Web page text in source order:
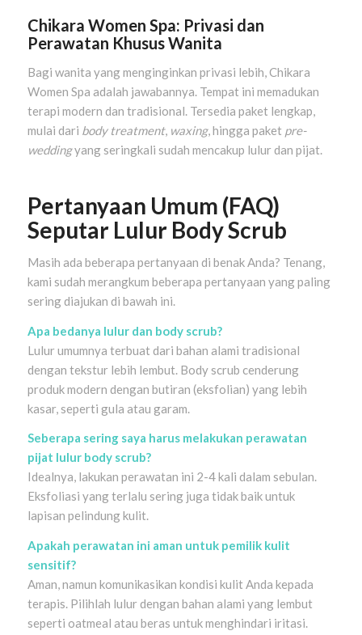
Chikara Women Spa: Privasi dan
Perawatan Khusus Wanita
Bagi wanita yang menginginkan privasi lebih, Chikara
Women Spa adalah jawabannya. Tempat ini memadukan
terapi modern dan tradisional. Tersedia paket lengkap,
mulai dari body treatment, waxing, hingga paket pre-
weddingyang seringkali sudah mencakup lulur dan pijat.
Pertanyaan Umum (FAQ)
Seputar Lulur Body Scrub
Masih ada beberapa pertanyaan di benak Anda? Tenang,
kami sudah merangkum beberapa pertanyaan yang paling
sering diajukan di bawah ini.
Apa bedanya lulur dan body scrub?
Lulur umumnya terbuat dari bahan alami tradisional
dengan tekstur lebih lembut. Body scrub cenderung
produk modern dengan butiran (eksfolian) yang lebih
kasar, seperti gula atau garam.
Seberapa sering saya harus melakukan perawatan
pijat lulur body scrub?
Idealnya, lakukan perawatan ini 2-4 kali dalam sebulan.
Eksfoliasi yang terlalu sering juga tidak baik untuk
lapisan pelindung kulit.
Apakah perawatan ini aman untuk pemilik kulit
sensitif?
Aman, namun komunikasikan kondisi kulit Anda kepada
terapis. Pilihlah lulur dengan bahan alami yang lembut
seperti oatmeal atau beras untuk menghindari iritasi.